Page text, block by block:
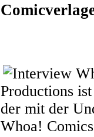
Productions
der mit der
Whoa!